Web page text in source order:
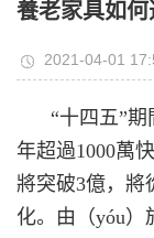
養老家具如何
2021-04-01
“十四五”
年超過1000萬
將突破3億，將
化。由（yóu）